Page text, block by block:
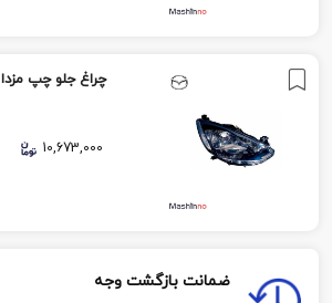
چراغ جلو چپ مزدا 2
10,673,000
ضمانت بازگشت وجه